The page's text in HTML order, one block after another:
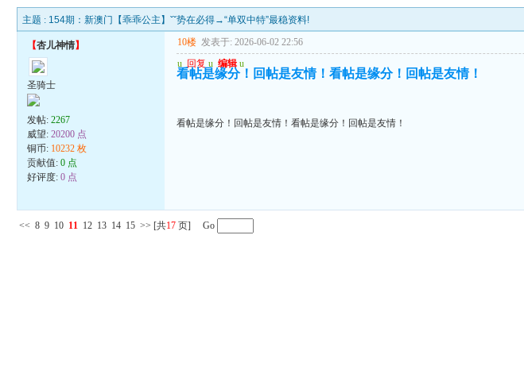
主题 : 154期：新澳门【乖乖公主】ˇˇ势在必得→“单双中特”最稳资料!
【杏儿神情】
圣骑士
发帖:2267
威望:20200 点
铜币: 10232 枚
贡献值:0 点
好评度:0 点
10楼 发表于: 2026-06-02 22:56
u 回复 u 编辑 u
看帖是缘分！回帖是友情！看帖是缘分！回帖是友情！
看帖是缘分！回帖是友情！看帖是缘分！回帖是友情！
<< 8 9 10 11 12 13 14 15 >> [共17 页] Go